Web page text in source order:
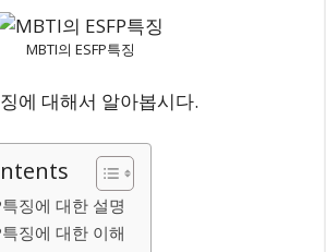
MBTI의 ESFP특징
에 대해서 알아봅시다.
징에 대한 설명
징에 대한 이해